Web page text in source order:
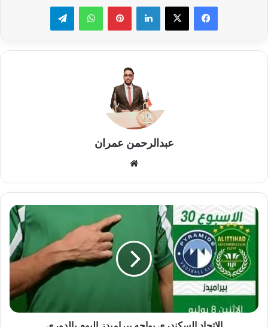
لينكدإن بينتيريستواتساب تيلقرام
عبدالرحمن عمران
الاتحاد
السكندري
يواجه
بيراميدز
اليوم
بالدوري